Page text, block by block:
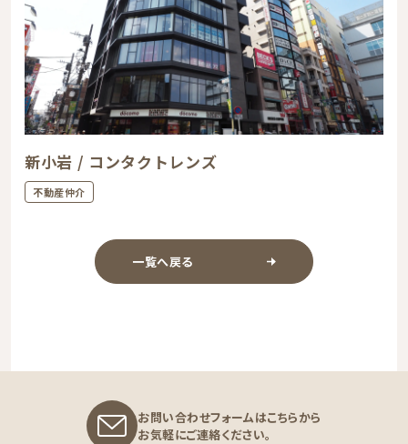
新小岩 / コンタクトレンズ
不動産仲介
一覧へ戻る
お問い合わせフォームはこちらから
お気軽にご連絡ください。